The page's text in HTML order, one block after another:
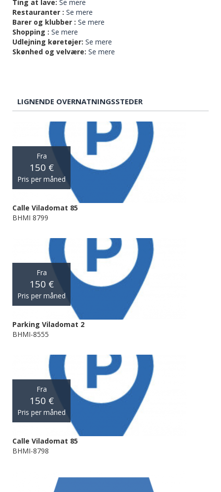
Ting at lave: Se mere
Restauranter : Se mere
Barer og klubber : Se mere
Shopping : Se mere
Udlejning køretøjer: Se mere
Skønhed og velvære: Se mere
LIGNENDE OVERNATNINGSSTEDER
Fra
150 €
Pris per måned
Calle Viladomat 85
BHMI 8799
Fra
150 €
Pris per måned
Parking Viladomat 2
BHMI-8555
Fra
150 €
Pris per måned
Calle Viladomat 85
BHMI-8798